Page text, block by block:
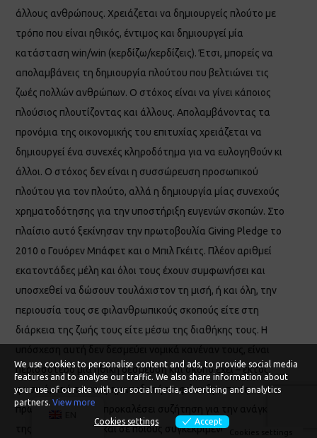
άλλους ανθρώπους. Χρειάζεται να δημιουργείς πλούτο με
τρόπο που είναι ηθικός, έντιμος και δημιουργεί μία
κατάσταση win/win (κερδίζω/κερδίζεις). Έτσι, μπορείς να
απολαμβάνεις τη δημιουργία πλούτου που βελτιώνει τις
ζωές πολλών ανθρώπων. Ο στόχος είναι να γίνει κάποιος
πλούσιος πλουτίζοντας και άλλους. Απολαμβάνοντας τα
προνόμια της οικονομικής του επιτυχίας χρειάζεται να
δημιουργεί ένα συνεχές κληροδότημα για να ευλογηθούν κι
άλλοι. Ο στόχος δεν είναι η συσσώρευση προσωπικού
πλούτου για τον πλούτο, αλλά η δημιουργία μίας συνεχούς
χρηματοδότησης για την υποστήριξη ευγενών σκοπών. Στο
πλαίσιο αυτό ξεκίνησαν την πρωτοβουλία Giving Pledge το
2010 ο Γουόρεν Μπάφετ και ο Μπιλ Γκέιτς. Πλέον αριθμεί
εκατοντάδες μέλη και όλοι τους έχουν συμφωνήσει και
υποσχεθεί να δώσουν τουλάχιστον τη μισή, ή και όλη, την
περιουσία τους σε φιλανθρωπικούς σκοπούς είτε στη
διάρκεια της ζωής τους είτε μέσω της διαθήκης τους. Η
περισσότερο μια ηθική δέσμευση και σκοπό έχει – εκτός,
φυσικά, από το να χρηματοδοτήσει φιλανθρωπικές
πρωτοβουλίες – να προκαλέσει συζήτηση για την ανάγκη
της φιλανθρωπίας και σε ποιους συγκεκριμένους σκοπούς
We use cookies to personalise content and ads, to provide social media
features and to analyse our traffic. We also share information about
your use of our site with our social media, advertising and analytics
partners. View more
Cookies settings Accept